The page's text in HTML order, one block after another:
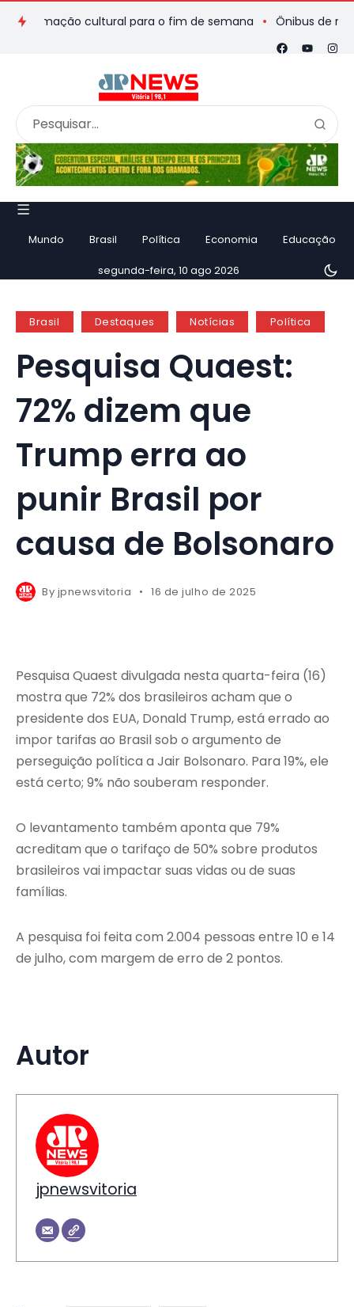
cultural para o fim de semana Ônibus de romeiros
Mundo Brasil Política Economia Educação
segunda-feira, 10 ago 2026
Brasil Destaques Notícias Política
Pesquisa Quaest:
72% dizem que
Trump erra ao
punir Brasil por
causa de Bolsonaro
By jpnewsvitoria 16 de julho de 2025
Pesquisa Quaest divulgada nesta quarta-feira (16)
mostra que 72% dos brasileiros acham que o
presidente dos EUA, Donald Trump, está errado ao
impor tarifas ao Brasil sob o argumento de
perseguição política a Jair Bolsonaro. Para 19%, ele
está certo; 9% não souberam responder.
O levantamento também aponta que 79%
acreditam que o tarifaço de 50% sobre produtos
brasileiros vai impactar suas vidas ou de suas
famílias.
A pesquisa foi feita com 2.004 pessoas entre 10 e 14
de julho, com margem de erro de 2 pontos.
Autor
jpnewsvitoria